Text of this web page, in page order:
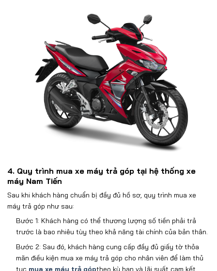
4. Quy trình mua xe máy trả góp tại hệ thống xe
máy Nam Tiến
Sau khi khách hàng chuẩn bị đầy đủ hồ sơ, quy trình mua xe
máy trả góp như sau:
Bước 1: Khách hàng có thể thương lượng số tiền phải trả
trước là bao nhiêu tùy theo khả năng tài chính của bản thân.
Bước 2: Sau đó, khách hàng cung cấp đầy đủ giấy tờ thỏa
mãn điều kiện mua xe máy trả góp cho nhân viên để làm thủ